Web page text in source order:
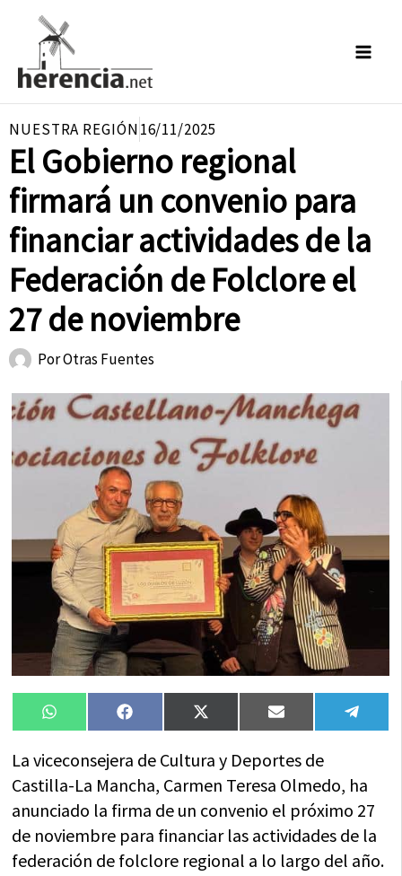
contenido
NUESTRA REGIÓN16/11/2025
El Gobierno regional
firmará un convenio para
financiar actividades de la
Federación de Folclore el
27 de noviembre
PorOtras Fuentes
Compartir
en
WhatsAppCompartir
en
FacebookCompartir
en
X
(Twitter)
Compartir
en
Email
en
La viceconsejera de Cultura y Deportes de
Castilla-La Mancha, Carmen Teresa Olmedo, ha
anunciado la firma de un convenio el próximo 27
de noviembre para financiar las actividades de la
federación de folclore regional a lo largo del año.